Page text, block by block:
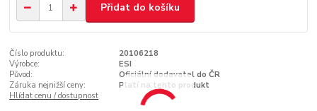
Přidat do košíku
Číslo produktu:
20106218
Výrobce:
ESI
Původ:
Oficiální dodavatel do ČR
Záruka nejnižší ceny:
Platí na tento produkt
Hlídat cenu / dostupnost